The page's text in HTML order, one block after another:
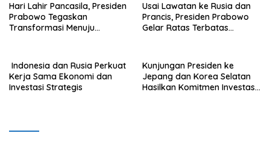
Hari Lahir Pancasila, Presiden
Prabowo Tegaskan
Transformasi Menuju
Usai Lawatan ke Rusia dan
Prancis, Presiden Prabowo
Gelar Ratas Terbatas
Indonesia dan Rusia Perkuat
Kerja Sama Ekonomi dan
Investasi Strategis
Kunjungan Presiden ke
Jepang dan Korea Selatan
Hasilkan Komitmen Investasi